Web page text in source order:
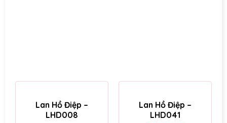
Lan Hồ Điệp –
LHD008
Lan Hồ Điệp –
LHD041